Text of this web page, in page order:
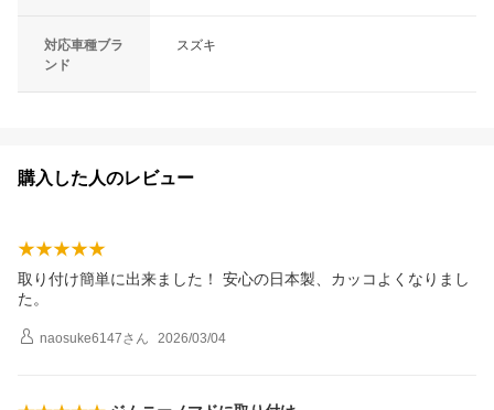
対応車種ブラ
ンド
スズキ
購入した人のレビュー
取り付け簡単に出来ました！ 安心の日本製、カッコよくなりまし
た。
naosuke6147さん 2026/03/04